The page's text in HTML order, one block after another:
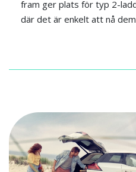
fram ger plats för typ 2-
där det är enkelt att nå